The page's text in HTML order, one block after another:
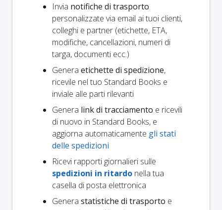
Invia notifiche di trasporto
personalizzate via email ai tuoi clienti,
colleghi e partner (etichette, ETA,
modifiche, cancellazioni, numeri di
targa, documenti ecc.)
Genera etichette di spedizione,
ricevile nel tuo Standard Books e
inviale alle parti rilevanti
Genera link di tracciamento e ricevili
di nuovo in Standard Books, e
aggiorna automaticamente gli stati
delle spedizioni
Ricevi rapporti giornalieri sulle
spedizioni in ritardo nella tua
casella di posta elettronica
Genera statistiche di trasporto e